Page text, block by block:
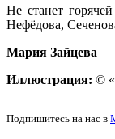
Не станет
Нефёдова,
Мария Зайцева
Иллюстрация: ©
Подпишитесь на нас в